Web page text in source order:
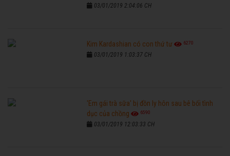
03/01/2019 2:04:06 CH
Kim Kardashian có con thứ tư 6270
03/01/2019 1:03:37 CH
'Em gái trà sữa' bị đồn ly hôn sau bê bối tình
dục của chồng
6590
03/01/2019 12:03:33 CH